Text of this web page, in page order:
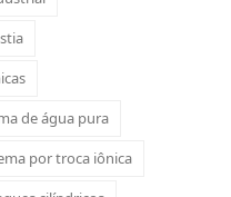
de água pura
por troca iônica